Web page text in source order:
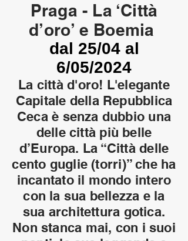
Praga - La ‘Città
d’oro’ e Boemia
dal 25/04 al
6/05/2024
La città d'oro! L'elegante
Capitale della Repubblica
Ceca è senza dubbio una
delle città più belle
d’Europa. La “Città delle
cento guglie (torri)” che ha
incantato il mondo intero
con la sua bellezza e la
sua architettura gotica.
Non stanca mai, con i suoi